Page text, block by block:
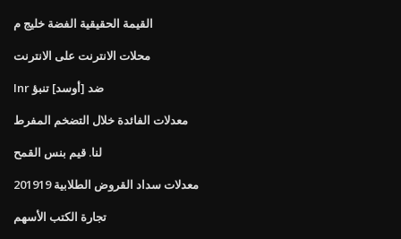
القيمة الحقيقية الفضة خليج م
محلات الانترنت على الانترنت
Inr ضد [أوسد] تنبؤ
معدلات الفائدة خلال التضخم المفرط
لنا. قيم بنس القمح
معدلات سداد القروض الطلابية 201919
تجارة الكتب الأسهم